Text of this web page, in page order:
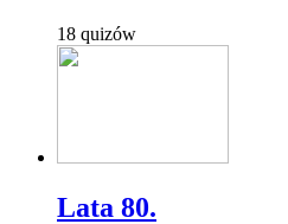
18 quizów
Lata 80.